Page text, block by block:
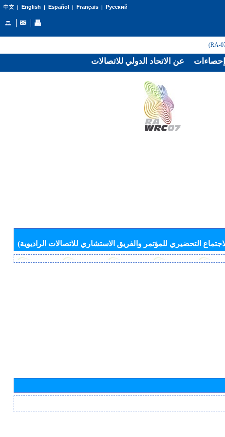
中文| English | Español | Français| Русский
التحضيري للمؤتمر والفريق الاستشاري للاتصالات الراديوية)
عن الاتحاد الدولي للاتصالات إحصاءات